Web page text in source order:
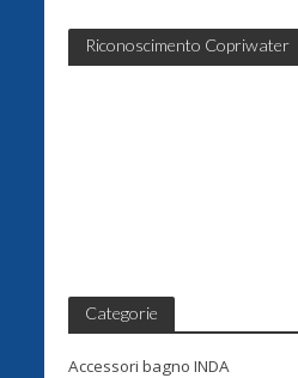
Riconoscimento Copriwater
Categorie
Accessori bagno INDA